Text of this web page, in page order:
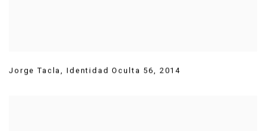
Jorge Tacla, Identidad Oculta 56, 2014